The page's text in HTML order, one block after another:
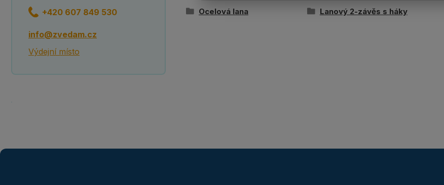
+420 607 849 530
info@zvedam.cz
Výdejní místo
Ocelová lana Lanový 2-závěs s háky